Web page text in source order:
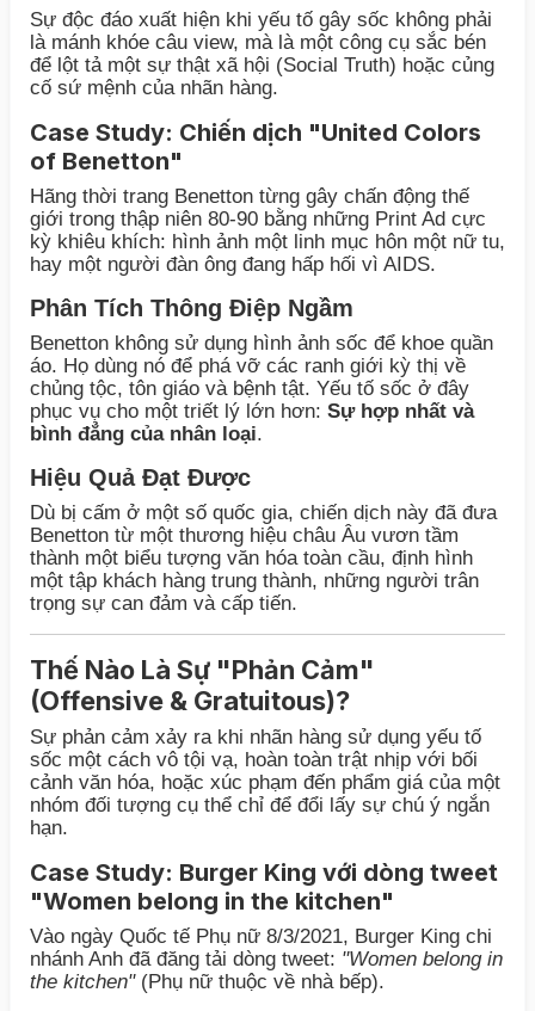
Sự độc đáo xuất hiện khi yếu tố gây sốc không phải
là mánh khóe câu view, mà là một công cụ sắc bén
để lột tả một sự thật xã hội (Social Truth) hoặc củng
cố sứ mệnh của nhãn hàng.
Case Study: Chiến dịch "United Colors
of Benetton"
Hãng thời trang Benetton từng gây chấn động thế
giới trong thập niên 80-90 bằng những Print Ad cực
kỳ khiêu khích: hình ảnh một linh mục hôn một nữ tu,
hay một người đàn ông đang hấp hối vì AIDS.
Phân Tích Thông Điệp Ngầm
Benetton không sử dụng hình ảnh sốc để khoe quần
áo. Họ dùng nó để phá vỡ các ranh giới kỳ thị về
chủng tộc, tôn giáo và bệnh tật. Yếu tố sốc ở đây
phục vụ cho một triết lý lớn hơn: Sự hợp nhất và
bình đẳng của nhân loại.
Hiệu Quả Đạt Được
Dù bị cấm ở một số quốc gia, chiến dịch này đã đưa
Benetton từ một thương hiệu châu Âu vươn tầm
thành một biểu tượng văn hóa toàn cầu, định hình
một tập khách hàng trung thành, những người trân
trọng sự can đảm và cấp tiến.
Thế Nào Là Sự "Phản Cảm"
(Offensive & Gratuitous)?
Sự phản cảm xảy ra khi nhãn hàng sử dụng yếu tố
sốc một cách vô tội vạ, hoàn toàn trật nhịp với bối
cảnh văn hóa, hoặc xúc phạm đến phẩm giá của một
nhóm đối tượng cụ thể chỉ để đổi lấy sự chú ý ngắn
hạn.
Case Study: Burger King với dòng tweet
"Women belong in the kitchen"
Vào ngày Quốc tế Phụ nữ 8/3/2021, Burger King chi
nhánh Anh đã đăng tải dòng tweet: "Women belong in
the kitchen"(Phụ nữ thuộc về nhà bếp).